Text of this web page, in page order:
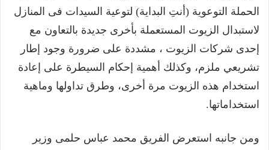
الحملة التوعوية (أنتِ البداية) لتوعية السيدات فى المنازل
لاستبدال الزيوت المستعملة بأخرى جديدة بالتعاون مع
إحدى شركات الزيوت ، مشددة على ضرورة وجود إطار
تشريعي ملزم، وكذلك أهمية إحكام السيطرة على إعادة
استخدام هذه الزيوت مرة أخرى، وطرق تداولها وماهية
استخداماتها.
ومن جانبه استعرض الفريق محمد عباس حلمى وزير